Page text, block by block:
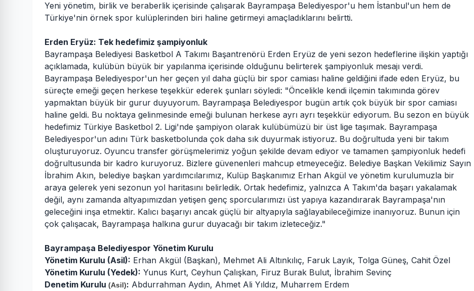
Yeni yönetim, birlik ve beraberlik içerisinde çalışarak Bayrampaşa Belediyespor'u hem İstanbul'un hem de
Türkiye'nin örnek spor kulüplerinden biri haline getirmeyi amaçladıklarını belirtti.
Erden Eryüz: Tek hedefimiz şampiyonluk
Bayrampaşa Belediyesi Basketbol A Takımı Başantrenörü Erden Eryüz de yeni sezon hedeflerine ilişkin yaptığı
açıklamada, kulübün büyük bir yapılanma içerisinde olduğunu belirterek şampiyonluk mesajı verdi.
Bayrampaşa Belediyespor'un her geçen yıl daha güçlü bir spor camiası haline geldiğini ifade eden Eryüz, bu
süreçte emeği geçen herkese teşekkür ederek şunları söyledi: "Öncelikle kendi ilçemin takımında görev
yapmaktan büyük bir gurur duyuyorum. Bayrampaşa Belediyespor bugün artık çok büyük bir spor camiası
haline geldi. Bu noktaya gelinmesinde emeği bulunan herkese ayrı ayrı teşekkür ediyorum. Bu sezon en büyük
hedefimiz Türkiye Basketbol 2. Ligi'nde şampiyon olarak kulübümüzü bir üst lige taşımak. Bayrampaşa
Belediyespor'un adını Türk basketbolunda çok daha sık duyurmak istiyoruz. Bu doğrultuda yeni bir takım
oluşturuyoruz. Oyuncu transfer görüşmelerimiz yoğun şekilde devam ediyor ve tamamen şampiyonluk hedefi
doğrultusunda bir kadro kuruyoruz. Bizlere güvenenleri mahcup etmeyeceğiz. Belediye Başkan Vekilimiz Sayın
İbrahim Akın, belediye başkan yardımcılarımız, Kulüp Başkanımız Erhan Akgül ve yönetim kurulumuzla bir
araya gelerek yeni sezonun yol haritasını belirledik. Ortak hedefimiz, yalnızca A Takım'da başarı yakalamak
değil, aynı zamanda altyapımızdan yetişen genç sporcularımızı üst yapıya kazandırarak Bayrampaşa'nın
geleceğini inşa etmektir. Kalıcı başarıyı ancak güçlü bir altyapıyla sağlayabileceğimize inanıyoruz. Bunun için
çok çalışacak, Bayrampaşa halkına gurur duyacağı bir takım izleteceğiz."
Bayrampaşa Belediyespor Yönetim Kurulu
Yönetim Kurulu (Asil): Erhan Akgül (Başkan), Mehmet Ali Altınkılıç, Faruk Layık, Tolga Güneş, Cahit Özel
Yönetim Kurulu (Yedek): Yunus Kurt, Ceyhun Çalışkan, Firuz Burak Bulut, İbrahim Sevinç
Denetim Kurulu (Asil): Abdurrahman Aydın, Ahmet Ali Yıldız, Muharrem Erdem